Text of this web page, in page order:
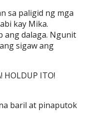
sa paligid ng mga
kay Mika.
ang dalaga. Ngunit
sigaw ang
HOLDUP ITO!
baril at pinaputok